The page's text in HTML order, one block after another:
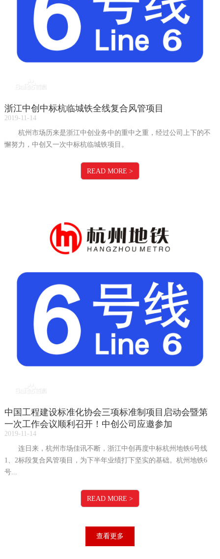
浙江中创中标杭临城铁全线复合风管项目
2019-11-14
杭州市场历来是浙江中创业务中的重中之重，经过公司上下的不
懈努力，中创又一次中标杭临城铁项目。
READ MORE >
中国工程建设标准化协会三项标准制项目启动会暨第
一次工作会议顺利召开！中创公司应邀参加
2019-11-14
连日来，杭州市场佳讯不断，浙江中创再度中标杭州地铁6号线
1、2标段复合风管项目，为下半年业绩打下坚实的基础。杭州地铁6
号...
READ MORE >
查看更多